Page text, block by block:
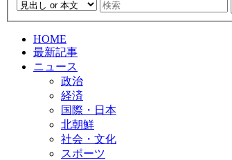
HOME
最新記事
ニュース
政治
経済
国際・日本
北朝鮮
社会・文化
スポーツ